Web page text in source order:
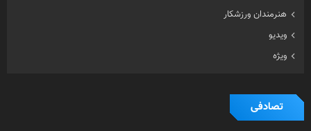
هنرمندان ورزشکار
ویدیو
ویژه
تصادفی